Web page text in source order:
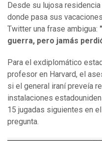
Desde su lujosa
donde pasa sus
Twitter una frase ambigua:
guerra, pero jamás
Para el exdiplomático
profesor en Harvard, el
si el general iraní preveía
instalaciones
15 jugadas siguientes en
pregunta.